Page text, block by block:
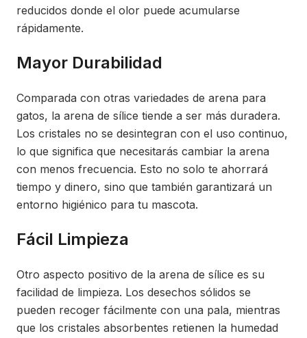
reducidos donde el olor puede acumularse
rápidamente.
Mayor Durabilidad
Comparada con otras variedades de arena para
gatos, la arena de sílice tiende a ser más duradera.
Los cristales no se desintegran con el uso continuo,
lo que significa que necesitarás cambiar la arena
con menos frecuencia. Esto no solo te ahorrará
tiempo y dinero, sino que también garantizará un
entorno higiénico para tu mascota.
Fácil Limpieza
Otro aspecto positivo de la arena de sílice es su
facilidad de limpieza. Los desechos sólidos se
pueden recoger fácilmente con una pala, mientras
que los cristales absorbentes retienen la humedad